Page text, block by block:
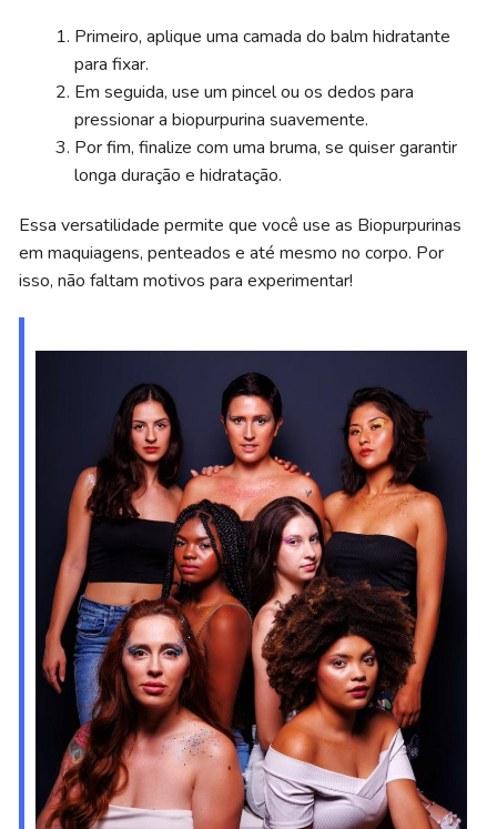
Primeiro, aplique uma camada do balm hidratante
para fixar.
Em seguida, use um pincel ou os dedos para
pressionar a biopurpurina suavemente.
Por fim, finalize com uma bruma, se quiser garantir
longa duração e hidratação.
Essa versatilidade permite que você use as Biopurpurinas
em maquiagens, penteados e até mesmo no corpo. Por
isso, não faltam motivos para experimentar!